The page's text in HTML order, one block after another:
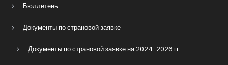
Бюллетень
Документы по страновой заявке
Документы по страновой заявке на 2024-2026 гг.